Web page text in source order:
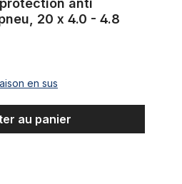
anti
crevaison pour pneu, 20 x 4.0 - 4.8
en sus
au panier